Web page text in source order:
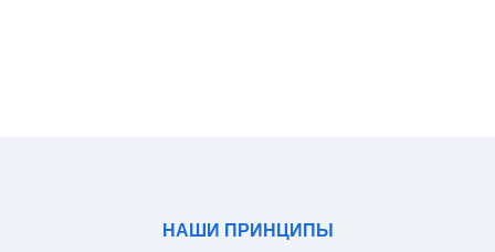
НАШИ ПРИНЦИПЫ